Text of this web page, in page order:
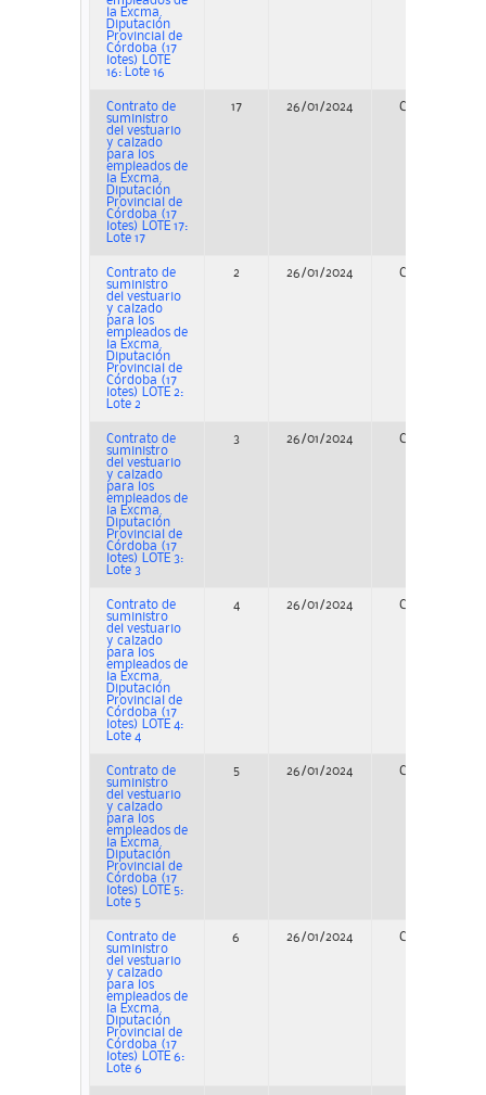
la Excma.
Diputación
Provincial de
Córdoba (17
lotes) LOTE
16: Lote 16
Contrato de
suministro
del vestuario
y calzado
para los
empleados de
la Excma.
Diputación
Provincial de
Córdoba (17
lotes) LOTE 17:
Lote 17
17 26/01/2024 Concurso
Contrato de
suministro
del vestuario
y calzado
para los
empleados de
la Excma.
Diputación
Provincial de
Córdoba (17
lotes) LOTE 2:
Lote 2
2 26/01/2024 Concurso
Contrato de
suministro
del vestuario
y calzado
para los
empleados de
la Excma.
Diputación
Provincial de
Córdoba (17
lotes) LOTE 3:
Lote 3
3 26/01/2024 Concurso
Contrato de
suministro
del vestuario
y calzado
para los
empleados de
la Excma.
Diputación
Provincial de
Córdoba (17
lotes) LOTE 4:
Lote 4
4 26/01/2024 Concurso
Contrato de
suministro
del vestuario
y calzado
para los
empleados de
la Excma.
Diputación
Provincial de
Córdoba (17
lotes) LOTE 5:
Lote 5
5 26/01/2024 Concurso
Contrato de
suministro
del vestuario
y calzado
para los
empleados de
la Excma.
Diputación
Provincial de
Córdoba (17
lotes) LOTE 6:
Lote 6
6 26/01/2024 Concurso